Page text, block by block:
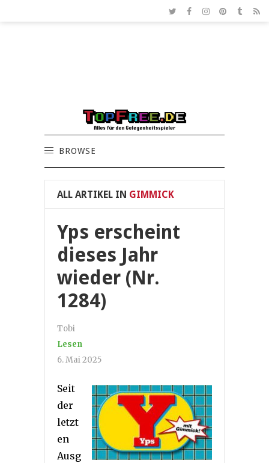
BROWSE
ALL ARTIKEL IN GIMMICK
Yps erscheint
dieses Jahr
wieder (Nr.
1284)
Tobi
Lesen
6. Mai 2025
Seit
der
letzt
en
Ausg